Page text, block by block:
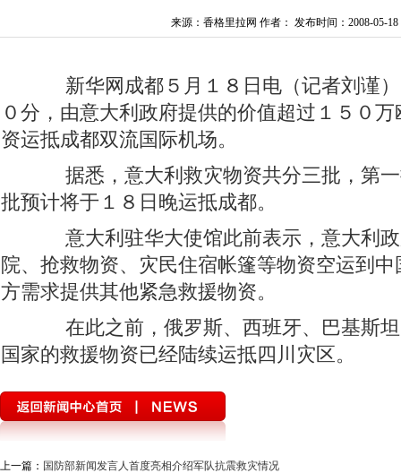
来源：香格里拉网 作者： 发布时间：2008-05-18
新华网成都５月１８日电（记者刘谨）
０分，由意大利政府提供的价值超过１５０
资运抵成都双流国际机场。
据悉，意大利救灾物资共分三批，第一
批预计将于１８日晚运抵成都。
意大利驻华大使馆此前表示，意大利政
院、抢救物资、灾民住宿帐篷等物资空运到
方需求提供其他紧急救援物资。
在此之前，俄罗斯、西班牙、巴基斯坦
国家的救援物资已经陆续运抵四川灾区。
上一篇： 国防部新闻发言人首度亮相介绍军队抗震救灾情况